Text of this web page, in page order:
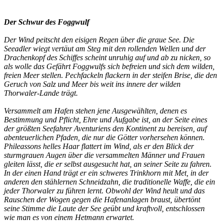
Der Schwur des Foggwulf
Der Wind peitscht den eisigen Regen über die graue See. Die
Seeadler wiegt vertäut am Steg mit den rollenden Wellen und der
Drachenkopf des Schiffes scheint unruhig auf und ab zu nicken, so
als wolle das Gefährt Foggwulfs sich befreien und sich dem wilden,
freien Meer stellen. Pechfackeln flackern in der steifen Brise, die den
Geruch von Salz und Meer bis weit ins innere der wilden
Thorwaler-Lande trägt.
Versammelt am Hafen stehen jene Ausgewählten, denen es
Bestimmung und Pflicht, Ehre und Aufgabe ist, an der Seite eines
der größten Seefahrer Aventuriens den Kontinent zu bereisen, auf
abenteuerlichen Pfaden, die nur die Götter vorhersehen können.
Phileassons helles Haar flattert im Wind, als er den Blick der
sturmgrauen Augen über die versammelten Männer und Frauen
gleiten lässt, die er selbst ausgesucht hat, an seiner Seite zu fahren.
In der einen Hand trägt er ein schweres Trinkhorn mit Met, in der
anderen den stählernen Schneidzahn, die traditionelle Waffe, die ein
jeder Thorwaler zu führen lernt. Obwohl der Wind heult und das
Rauschen der Wogen gegen die Hafenanlagen braust, übertönt
seine Stimme die Laute der See geübt und kraftvoll, entschlossen
wie man es von einem Hetmann erwartet.